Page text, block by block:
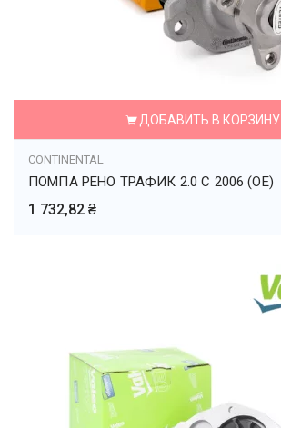
ДОБАВИТЬ В КОРЗИНУ
CONTINENTAL
ПОМПА РЕНО ТРАФИК 2.0 С 2006 (OE)
1 732,82 ₴